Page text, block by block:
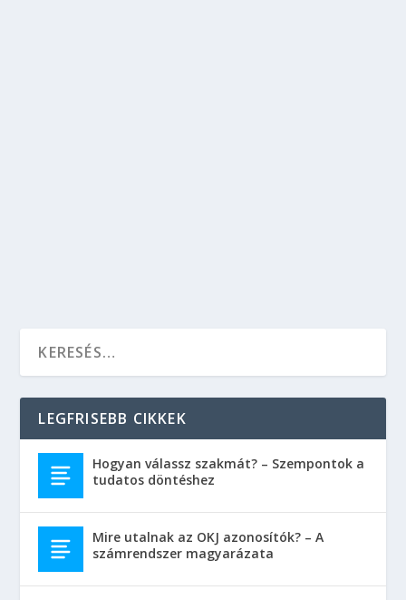
LEGFRISEBB CIKKEK
Hogyan válassz szakmát? – Szempontok a
tudatos döntéshez
Mire utalnak az OKJ azonosítók? – A
számrendszer magyarázata